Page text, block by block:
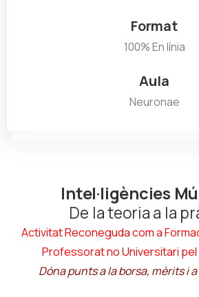
Format
100% En línia
Aula
Neuronae
Intel·ligències
De la teoria a la
Activitat Reconeguda com a
Professorat no Universitari
Dóna punts a la borsa, mèrits i